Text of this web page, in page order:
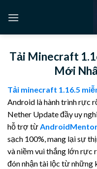
Tải Minecraft
Mới
Tải minecraft 1.16.5
Android là hành trình rực
Nether Update đầy uy
hỗ trợ từ
sạch 100%, mang lại sự
và niềm vui thắng lớn rực
đón nhận tài lộc từ những